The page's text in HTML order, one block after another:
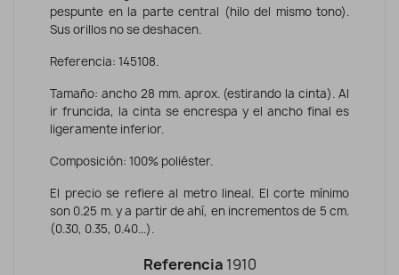
pespunte en la parte central (hilo del mismo tono).
Sus orillos no se deshacen.
Referencia: 145108.
Tamaño: ancho 28 mm. aprox. (estirando la cinta). Al
ir fruncida, la cinta se encrespa y el ancho final es
ligeramente inferior.
Composición: 100% poliéster.
El precio se refiere al metro lineal. El corte mínimo
son 0.25 m. y a partir de ahí, en incrementos de 5 cm.
(0.30, 0.35, 0.40...).
Referencia 1910